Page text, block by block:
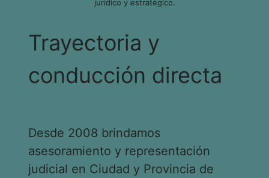
jurídico y estratégico.
Trayectoria y
conducción directa
Desde 2008 brindamos
asesoramiento y representación
judicial en Ciudad y Provincia de